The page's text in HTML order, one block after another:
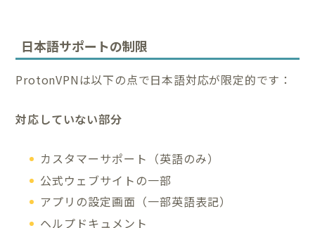
日本語サポートの制限
ProtonVPNは以下の点で日本語対応が限定的です：
対応していない部分
カスタマーサポート（英語のみ）
公式ウェブサイトの一部
アプリの設定画面（一部英語表記）
ヘルプドキュメント